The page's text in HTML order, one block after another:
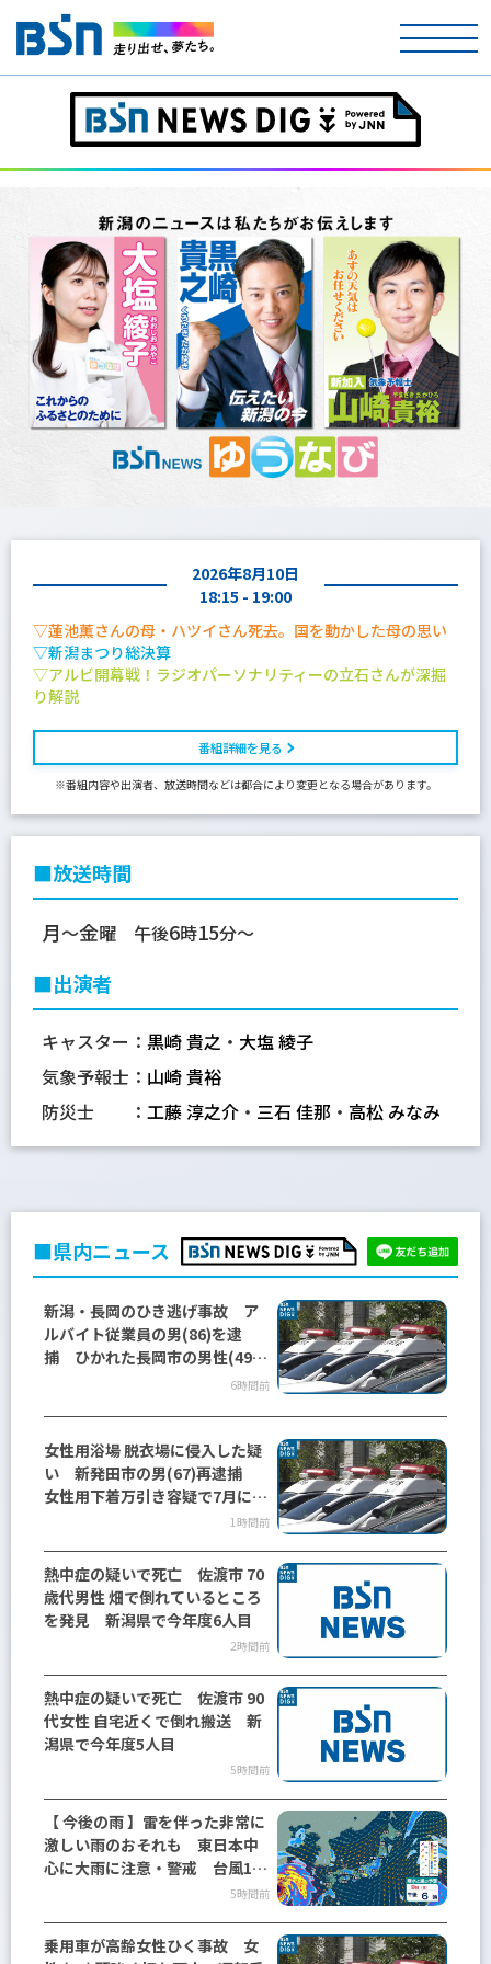
ホーム
テレビ
ラジオ
アナウンサー
イベント
ニュース
天気
コンテンツ・アプリ
ケンジュ
愛の募金
Well-being 防災・減災
ショッピング
会社概要・ビジョン
2026年8月10日
18:15 - 19:00
▽蓮池薫さんの母・ハツイさん死去。国を動かした母の思い
▽新潟まつり総決算
▽アルビ開幕戦！ラジオパーソナリティーの立石さんが深掘
り解説
番組詳細を見る
※番組内容や出演者、放送時間などは都合により変更となる場合があります。
■放送時間
月～金曜 午後6時15分～
■出演者
キャスター： 黒崎 貴之 ・ 大塩 綾子
気象予報士： 山崎 貴裕
防災士 ： 工藤 淳之介 ・ 三石 佳那 ・ 高松 みなみ
■県内ニュース
新潟・長岡のひき逃げ事故 ア
ルバイト従業員の男(86)を逮
捕 ひかれた長岡市の男性(49)
6時間前
女性用浴場 脱衣場に侵入した疑
い 新発田市の男(67)再逮捕
女性用下着万引き容疑で7月に逮
1時間前
熱中症の疑いで死亡 佐渡市 70
歳代男性 畑で倒れているところ
を発見 新潟県で今年度6人目
2時間前
熱中症の疑いで死亡 佐渡市 90
代女性 自宅近くで倒れ搬送 新
潟県で今年度5人目
5時間前
【 今後の雨 】雷を伴った非常に
激しい雨のおそれも 東日本中
心に大雨に注意・警戒 台風15
号は11日(火・祝)に東北へかな
の雨風シミュレーション・9日正
5時間前
乗用車が高齢女性ひく事故 女